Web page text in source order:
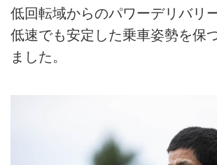
低回転域からのパワーデリバリ
低速でも安定した乗車姿勢を保
ました。